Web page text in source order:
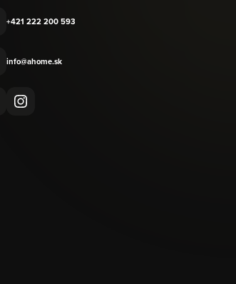
+421 222 200 593
info@ahome.sk